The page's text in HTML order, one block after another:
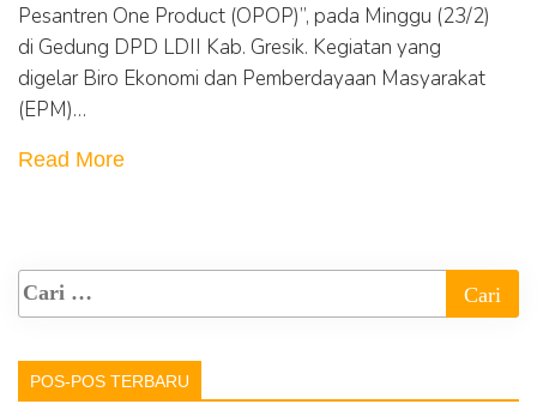
Pesantren One Product (OPOP)”, pada Minggu (23/2)
di Gedung DPD LDII Kab. Gresik. Kegiatan yang
digelar Biro Ekonomi dan Pemberdayaan Masyarakat
(EPM)…
Read More
POS-POS TERBARU